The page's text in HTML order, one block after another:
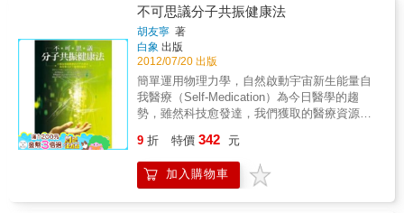
師參與，可說是舉國醫師總動員。 &&& 這項活
動後來也獲得各國醫界的響應，如：加拿大、
巴西、英國、法國、德國、丹麥、荷蘭、瑞
士、義大利、匈牙利、澳大利亞等國，以及亞
洲地區的日本、南韓、印度等，都紛紛開始提
倡「明智選擇運動」，期望能幫助患者做出更
正確、有效益的選擇，以避免過度醫療的潛在
明智選擇運動，但也有不少醫師關注，同時也
臺灣研究中心（Cochrane Taiwan），就曾於
2017年以實證為基礎，對臺灣前五大過度或不
建議執行之醫療，進行初探性的研究；而臺大
慣病的徵兆，結果數值就會落在標準值之外，
所以只要有生活習慣病的風險，從健檢數據資
料便能一目了然。 & 檢康檢查的檢查項目有身
體測量、測量血壓、尿液檢查、血液檢查、心
電圖、胸部X光檢查等。血液檢查可檢驗貧血、
肝功能、血脂肪、血糖等。簡單的說從血脂肪
的數值可看出是否有血脂異常症（高血脂症）
能性；從肝功能指數可看出是否有肝炎等的可
能性。而測量血壓能發現高血壓；尿液檢查則
可發現腎臟病及糖尿病等疾病。 & &&& 對從40
疾病。 本書特色 1.由中華健康促進暨衛教發展
協會理事長與曾擔任檢驗科主任的專業醫療人
員共同打造，一本讓民眾清楚了解健康檢查，
醫療名詞也可以輕鬆看懂，更能了解身體到底
哪個環節出了問題。 2.從預防保健開始講起，
點出一般民眾對健康醫療報告書的疑惑，並從
中說明健檢的後續過程。將健康檢查的項目大
致分為19個類別來講解，並搭配實際的健檢項
目來輔助民眾對醫療名詞的認知。 3.本書內容
能更清楚的理解。 4.本書後附有中英文名詞索
引，幫助民眾更容易查閱醫療專有名詞。 5.提
供檢驗項目健保代碼及自費參考價讓想做健康
不可思議分子共振健康法
胡友寧 著
白象 出版
2012/07/20 出版
簡單運用物理力學，自然啟動宇宙新生能量自
我醫療（Self-Medication）為今日醫學的趨
勢，雖然科技愈發達，我們獲取的醫療資源就
言，我們付出的醫療費用是呈現逐年攀升的曲
線……學習分子共振，是助人助己並減少醫療
支出的好方法，值得推廣給──家中有需要照護
9 折 特價 342 元
加入購物車